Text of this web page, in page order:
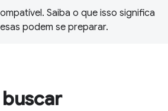
Saiba o que isso significa
podem se preparar.